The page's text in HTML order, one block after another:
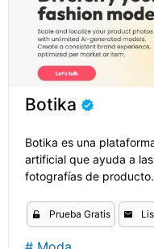
Botika
Botika es una
artificial que ayuda a
fotografías de
Prueba Gratis